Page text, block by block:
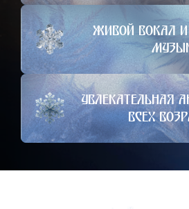
Живой вокал
Увлекательная
всех